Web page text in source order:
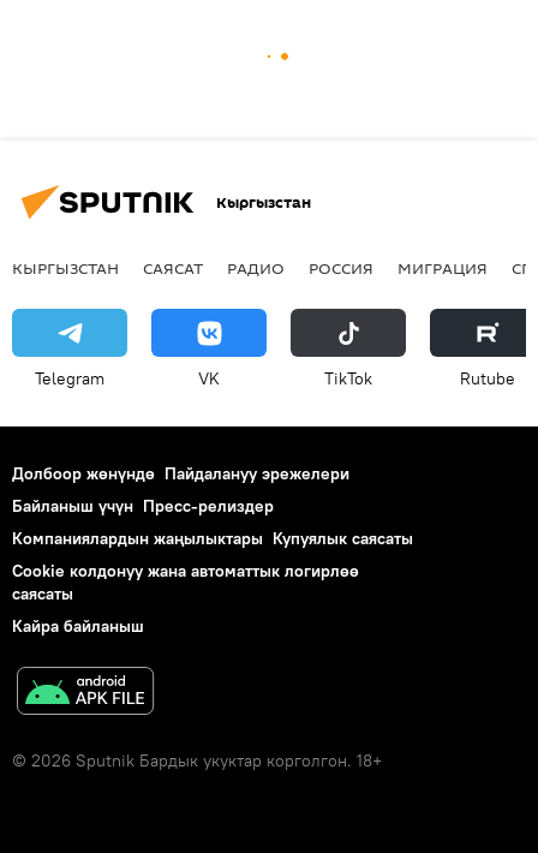
Кыргызстан
КЫРГЫЗСТАН САЯСАТ РАДИО РОССИЯ МИГРАЦИЯ
Telegram VK ТikТоk Rutube
Долбоор жөнүндө Пайдалануу эрежелери
Байланыш үчүн Пресс-релиздер
Компаниялардын жаңылыктары Купуялык саясаты
Cookie колдонуу жана автоматтык логирлөө
саясаты
Кайра байланыш
© 2026 Sputnik Бардык укуктар корголгон. 18+